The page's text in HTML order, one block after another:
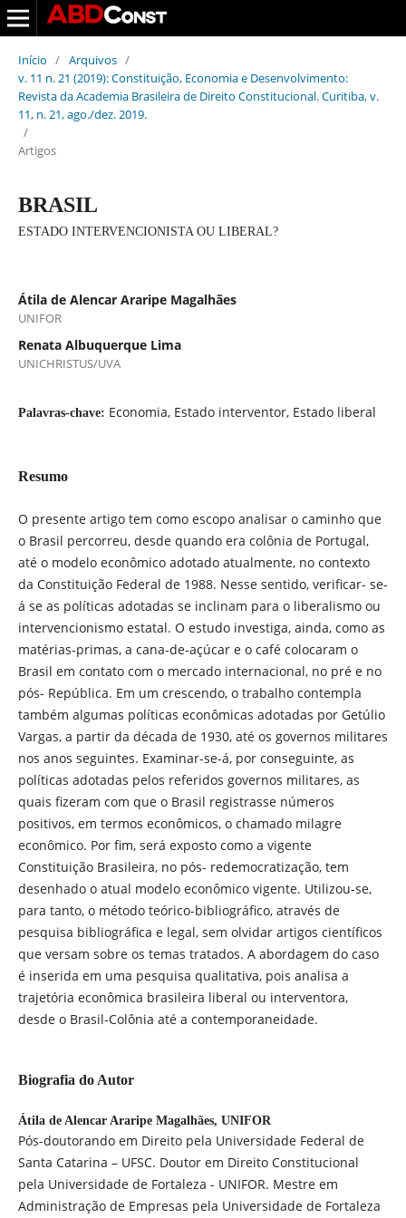
Início / Arquivos /
v. 11 n. 21 (2019): Constituição, Economia e Desenvolvimento:
Revista da Academia Brasileira de Direito Constitucional. Curitiba, v.
11, n. 21, ago./dez. 2019.
/
Artigos
BRASIL
ESTADO INTERVENCIONISTA OU LIBERAL?
Átila de Alencar Araripe Magalhães
UNIFOR
Renata Albuquerque Lima
UNICHRISTUS/UVA
Palavras-chave: Economia, Estado interventor, Estado liberal
Resumo
O presente artigo tem como escopo analisar o caminho que
o Brasil percorreu, desde quando era colônia de Portugal,
até o modelo econômico adotado atualmente, no contexto
da Constituição Federal de 1988. Nesse sentido, verificar- se-
á se as políticas adotadas se inclinam para o liberalismo ou
intervencionismo estatal. O estudo investiga, ainda, como as
matérias-primas, a cana-de-açúcar e o café colocaram o
Brasil em contato com o mercado internacional, no pré e no
pós- República. Em um crescendo, o trabalho contempla
também algumas políticas econômicas adotadas por Getúlio
Vargas, a partir da década de 1930, até os governos militares
nos anos seguintes. Examinar-se-á, por conseguinte, as
políticas adotadas pelos referidos governos militares, as
quais fizeram com que o Brasil registrasse números
positivos, em termos econômicos, o chamado milagre
econômico. Por fim, será exposto como a vigente
Constituição Brasileira, no pós- redemocratização, tem
desenhado o atual modelo econômico vigente. Utilizou-se,
para tanto, o método teórico-bibliográfico, através de
pesquisa bibliográfica e legal, sem olvidar artigos científicos
que versam sobre os temas tratados. A abordagem do caso
é inserida em uma pesquisa qualitativa, pois analisa a
trajetória econômica brasileira liberal ou interventora,
desde o Brasil-Colônia até a contemporaneidade.
Biografia do Autor
Átila de Alencar Araripe Magalhães, UNIFOR
Pós-doutorando em Direito pela Universidade Federal de
Santa Catarina – UFSC. Doutor em Direito Constitucional
pela Universidade de Fortaleza - UNIFOR. Mestre em
Administração de Empresas pela Universidade de Fortaleza